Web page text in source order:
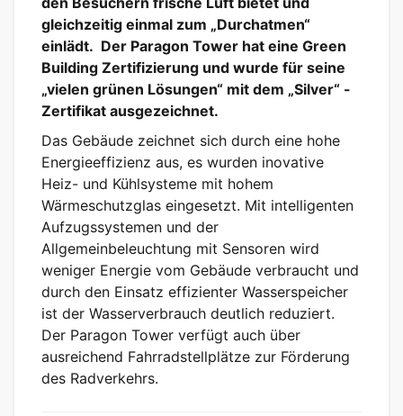
gleichzeitig einmal zum „Durchatmen“
einlädt. Der Paragon Tower hat eine Green
Building Zertifizierung und wurde für seine
„vielen grünen Lösungen“ mit dem „Silver“ -
Zertifikat ausgezeichnet.
Das Gebäude zeichnet sich durch eine hohe
Energieeffizienz aus, es wurden inovative
Heiz- und Kühlsysteme mit hohem
Wärmeschutzglas eingesetzt. Mit intelligenten
Aufzugssystemen und der
Allgemeinbeleuchtung mit Sensoren wird
weniger Energie vom Gebäude verbraucht und
durch den Einsatz effizienter Wasserspeicher
ist der Wasserverbrauch deutlich reduziert.
Der Paragon Tower verfügt auch über
ausreichend Fahrradstellplätze zur Förderung
des Radverkehrs.